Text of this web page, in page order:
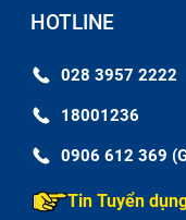
dụng, các ký tự có
HOTLINE
028 3957 2222
18001236
0906 612 369
Tin Tuyển